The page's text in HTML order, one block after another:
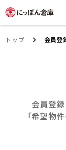
トップ 会員登
会員登
「希望物